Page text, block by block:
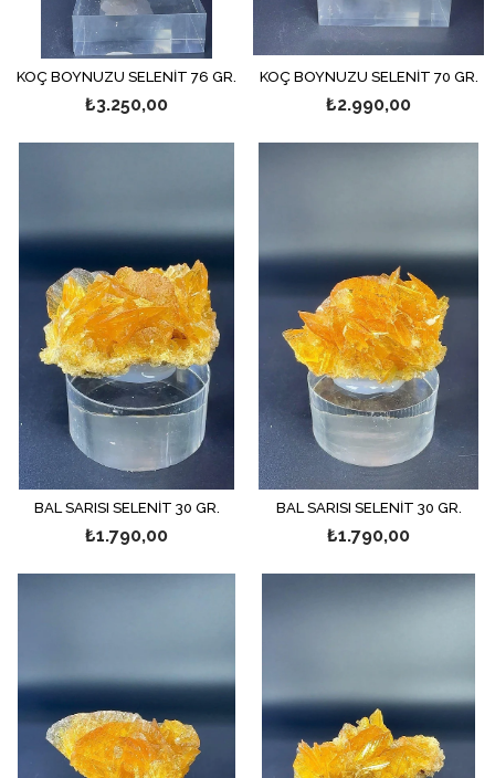
KOÇ BOYNUZU SELENİT 76 GR.
₺3.250,00
KOÇ BOYNUZU SELENİT 70 GR.
₺2.990,00
BAL SARISI SELENİT 30 GR.
₺1.790,00
BAL SARISI SELENİT 30 GR.
₺1.790,00